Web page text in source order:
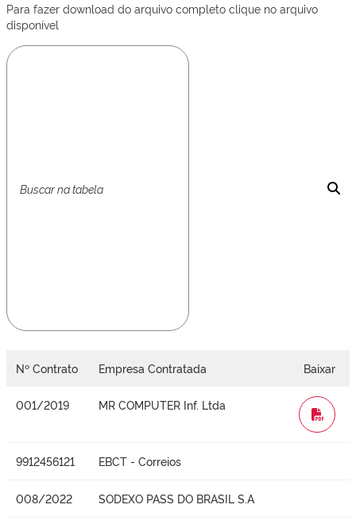
Para fazer download do arquivo completo clique no arquivo
disponível
Nº Contrato Empresa Contratada Baixar
001/2019 MR COMPUTER Inf. Ltda
WORD
9912456121 EBCT - Correios
008/2022 SODEXO PASS DO BRASIL S.A